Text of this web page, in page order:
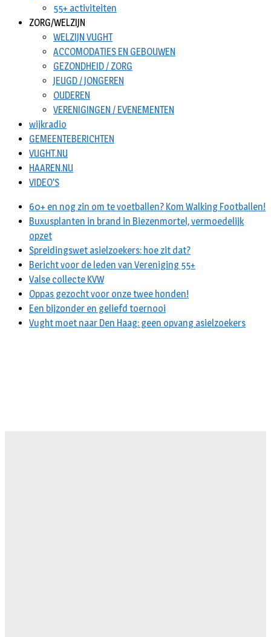
55+ activiteiten
ZORG/WELZIJN
WELZIJN VUGHT
ACCOMODATIES EN GEBOUWEN
GEZONDHEID / ZORG
JEUGD / JONGEREN
OUDEREN
VERENIGINGEN / EVENEMENTEN
wijkradio
GEMEENTEBERICHTEN
VUGHT.NU
HAAREN.NU
VIDEO’S
60+ en nog zin om te voetballen? Kom Walking Footballen!
Buxusplanten in brand in Biezenmortel, vermoedelijk
opzet
Spreidingswet asielzoekers: hoe zit dat?
Bericht voor de leden van Vereniging 55+
Valse collecte KVW
Oppas gezocht voor onze twee honden!
Een bijzonder en geliefd toernooi
Vught moet naar Den Haag: geen opvang asielzoekers